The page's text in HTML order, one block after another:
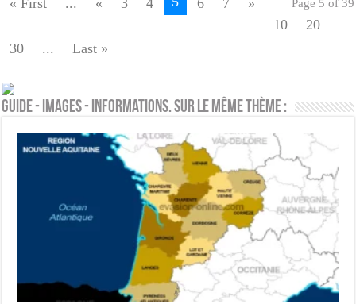
10
20
30
... Last »
Guide - Images - Informations. Sur le même thème :